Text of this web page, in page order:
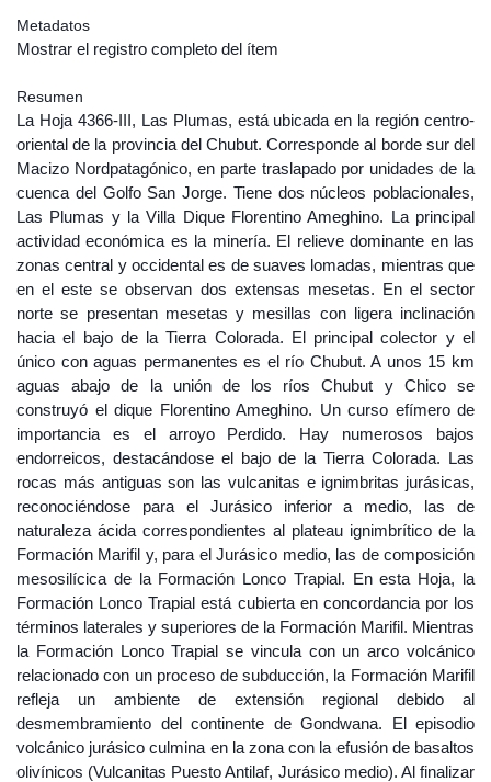
Metadatos
Mostrar el registro completo del ítem
Resumen
La Hoja 4366-III, Las Plumas, está ubicada en la región centro-
oriental de la provincia del Chubut. Corresponde al borde sur del
Macizo Nordpatagónico, en parte traslapado por unidades de la
cuenca del Golfo San Jorge. Tiene dos núcleos poblacionales,
Las Plumas y la Villa Dique Florentino Ameghino. La principal
actividad económica es la minería. El relieve dominante en las
zonas central y occidental es de suaves lomadas, mientras que
en el este se observan dos extensas mesetas. En el sector
norte se presentan mesetas y mesillas con ligera inclinación
hacia el bajo de la Tierra Colorada. El principal colector y el
único con aguas permanentes es el río Chubut. A unos 15 km
aguas abajo de la unión de los ríos Chubut y Chico se
construyó el dique Florentino Ameghino. Un curso efímero de
importancia es el arroyo Perdido. Hay numerosos bajos
endorreicos, destacándose el bajo de la Tierra Colorada. Las
rocas más antiguas son las vulcanitas e ignimbritas jurásicas,
reconociéndose para el Jurásico inferior a medio, las de
naturaleza ácida correspondientes al plateau ignimbrítico de la
Formación Marifil y, para el Jurásico medio, las de composición
mesosilícica de la Formación Lonco Trapial. En esta Hoja, la
Formación Lonco Trapial está cubierta en concordancia por los
términos laterales y superiores de la Formación Marifil. Mientras
la Formación Lonco Trapial se vincula con un arco volcánico
relacionado con un proceso de subducción, la Formación Marifil
refleja un ambiente de extensión regional debido al
desmembramiento del continente de Gondwana. El episodio
volcánico jurásico culmina en la zona con la efusión de basaltos
olivínicos (Vulcanitas Puesto Antilaf, Jurásico medio). Al finalizar